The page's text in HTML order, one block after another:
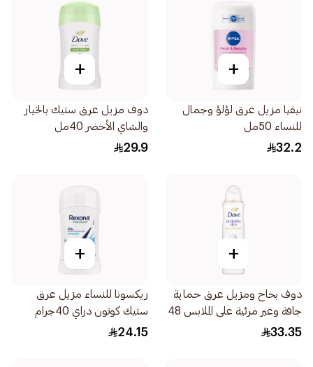
+
نيفيا مزيل عرق لؤلؤ وجمال
للنساء 50مل
32.2
+
دوف مزيل عرق ستيك بالخيار
والشاي الأخضر 40مل
29.9
+
دوف بخاخ ومزيل عرق حماية
جافة وغير مرئية على الملابس 48
ساعة 150مل
33.35
+
ريكسونا للنساء مزيل عرق
ستيك كوتون دراي 40جرام
24.15